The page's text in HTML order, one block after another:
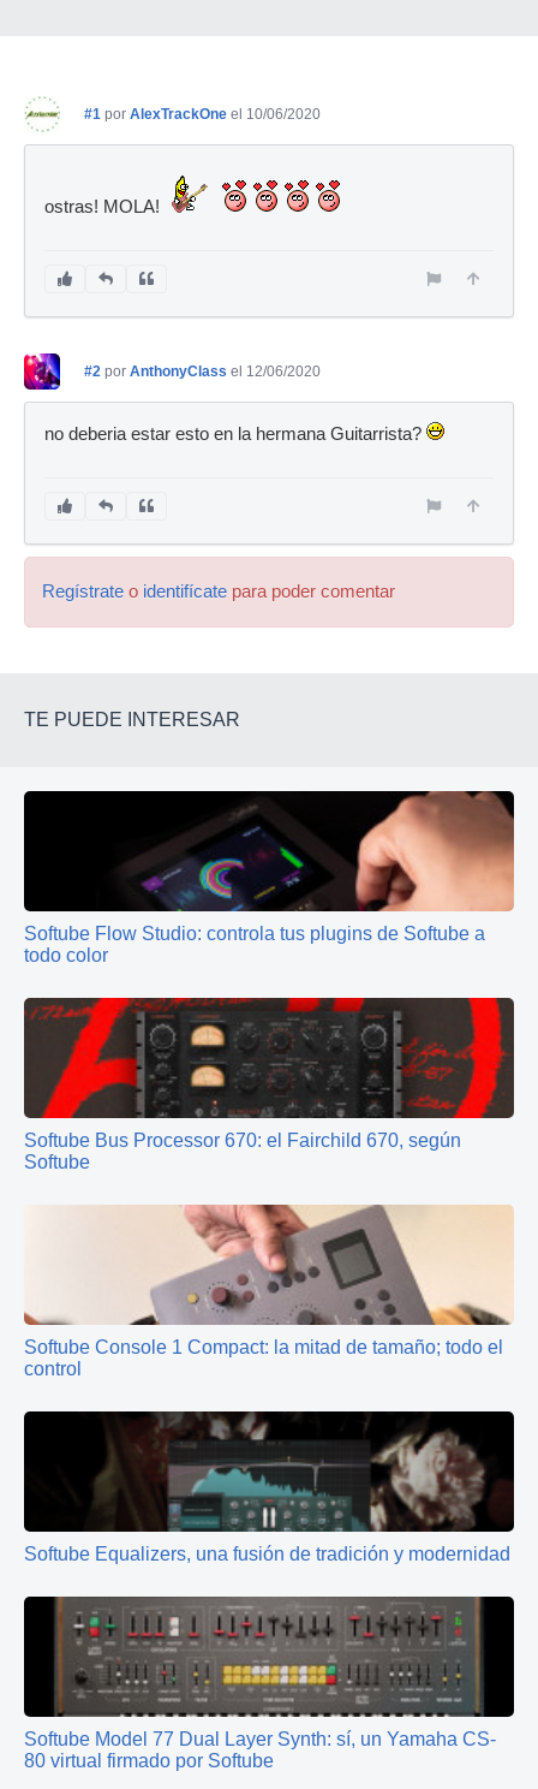
#1 por AlexTrackOne el 10/06/2020
ostras! MOLA!
#2 por AnthonyClass el 12/06/2020
no deberia estar esto en la hermana Guitarrista?
Regístrate o identifícate para poder comentar
TE PUEDE INTERESAR
Softube Flow Studio: controla tus plugins de Softube a
todo color
Softube Bus Processor 670: el Fairchild 670, según
Softube
Softube Console 1 Compact: la mitad de tamaño; todo el
control
Softube Equalizers, una fusión de tradición y modernidad
Softube Model 77 Dual Layer Synth: sí, un Yamaha CS-
80 virtual firmado por Softube